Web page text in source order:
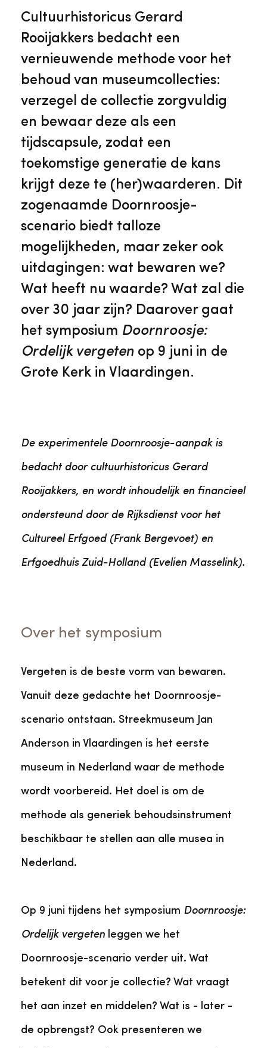
Museumplatform Zuid-Holland
Collectiebeheer
Geschiedenis van Zuid-Holland
Ervenconsulent
Bekijk alle diensten
Ons team
Over de Monumentenwacht
Voorpagina Monumentenwacht
Vacatures
Tarieven
Bekijk meer over ons
Cultuurhistoricus Gerard
Rooijakkers bedacht een
vernieuwende methode voor het
behoud van museumcollecties:
verzegel de collectie zorgvuldig
en bewaar deze als een
tijdscapsule, zodat een
toekomstige generatie de kans
krijgt deze te (her)waarderen. Dit
zogenaamde Doornroosje-
scenario biedt talloze
mogelijkheden, maar zeker ook
uitdagingen: wat bewaren we?
Wat heeft nu waarde? Wat zal die
over 30 jaar zijn? Daarover gaat
het symposium Doornroosje:
Ordelijk vergeten op 9 juni in de
Grote Kerk in Vlaardingen.
De experimentele Doornroosje-aanpak is
bedacht door cultuurhistoricus Gerard
Rooijakkers, en wordt inhoudelijk en financieel
ondersteund door de Rijksdienst voor het
Cultureel Erfgoed (Frank Bergevoet) en
Erfgoedhuis Zuid-Holland (Evelien Masselink).
Over het symposium
Vergeten is de beste vorm van bewaren.
Vanuit deze gedachte het Doornroosje-
scenario ontstaan. Streekmuseum Jan
Anderson in Vlaardingen is het eerste
museum in Nederland waar de methode
wordt voorbereid. Het doel is om de
methode als generiek behoudsinstrument
beschikbaar te stellen aan alle musea in
Nederland.
Op 9 juni tijdens het symposium Doornroosje:
Ordelijk vergeten leggen we het
Doornroosje-scenario verder uit. Wat
betekent dit voor je collectie? Wat vraagt
het aan inzet en middelen? Wat is - later -
de opbrengst? Ook presenteren we